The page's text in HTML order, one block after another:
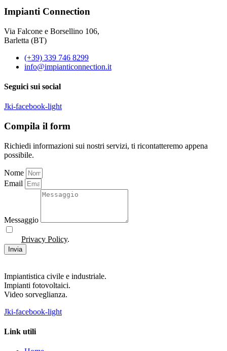
Impianti Connection
Via Falcone e Borsellino 106,
Barletta (BT)
(+39) 339 746 8299
info@impianticonnection.it
Seguici sui social
Jki-facebook-light
Compila il form
Richiedi informazioni sui nostri servizi, ti ricontatteremo appena
possibile.
Nome
Email
Messaggio
Privacy Policy.
Invia
Impiantistica civile e industriale.
Impianti fotovoltaici.
Video sorveglianza.
Jki-facebook-light
Link utili